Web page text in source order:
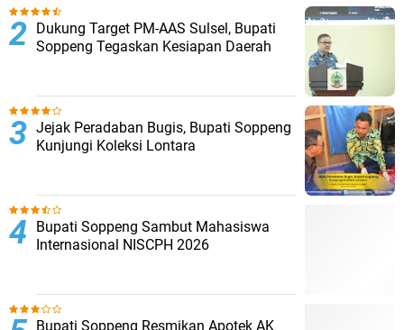
Dukung Target PM-AAS Sulsel, Bupati
Soppeng Tegaskan Kesiapan Daerah
Jejak Peradaban Bugis, Bupati Soppeng
Kunjungi Koleksi Lontara
Bupati Soppeng Sambut Mahasiswa
Internasional NISCPH 2026
Bupati Soppeng Resmikan Apotek AK